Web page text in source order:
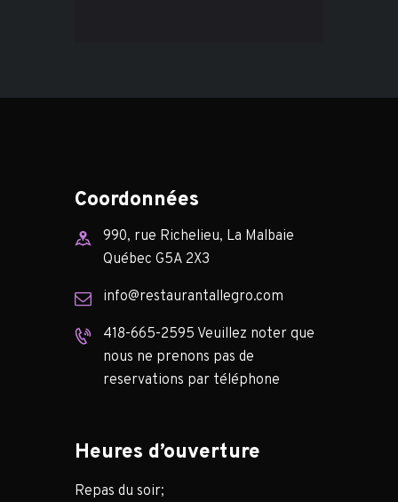
Coordonnées
990, rue Richelieu, La Malbaie
Québec G5A 2X3
info@restaurantallegro.com
418-665-2595 Veuillez noter que
nous ne prenons pas de
reservations par téléphone
Heures d’ouverture
Repas du soir;